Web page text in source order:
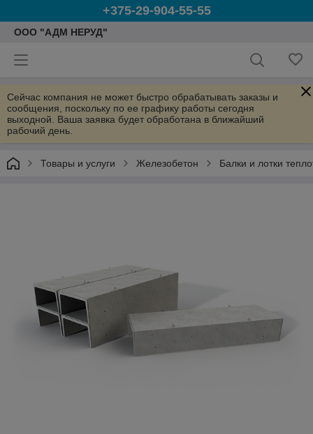
+375-29-904-55-55
ООО "АДМ НЕРУД"
Сейчас компания не может быстро обрабатывать заказы и
сообщения, поскольку по ее графику работы сегодня
выходной. Ваша заявка будет обработана в ближайший
рабочий день.
Товары и услуги Железобетон Балки и лотки